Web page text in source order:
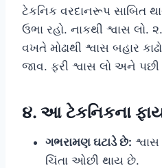
ટેકનિક વરદાનરૂપ સાબિત
ઉભા રહો. નાકથી શ્વાસ લો.
વખતે મોઢાથી શ્વાસ બહાર
જાવ. ફરી શ્વાસ લો અને
૪. આ ટેકનિકના
ગભરામણ ઘટાડે છે:
ચિંતા ઓછી થાય છે.